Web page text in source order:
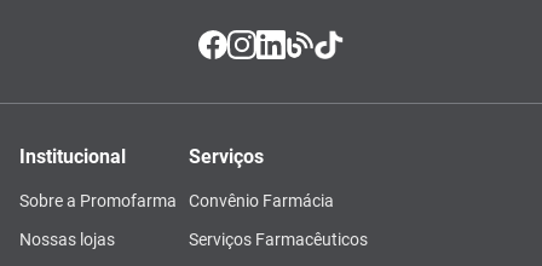
Institucional
Sobre a Promofarma
Nossas lojas
Serviços
Convênio Farmácia
Serviços Farmacêuticos